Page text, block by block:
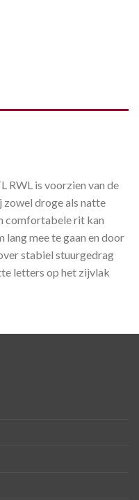
RWL is voorzien van de
zowel droge als natte
comfortabele rit kan
lang mee te gaan en door
stabiel stuurgedrag
letters op het zijvlak